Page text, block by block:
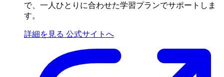
で、一人ひとりに合わせた学習プランでサポートしま
す。
詳細を見る 公式サイトへ